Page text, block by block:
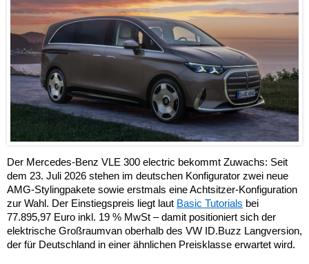
Der Mercedes-Benz VLE 300 electric bekommt Zuwachs: Seit
dem 23. Juli 2026 stehen im deutschen Konfigurator zwei neue
AMG-Stylingpakete sowie erstmals eine Achtsitzer-Konfiguration
zur Wahl. Der Einstiegspreis liegt laut Basic Tutorials bei
77.895,97 Euro inkl. 19 % MwSt – damit positioniert sich der
elektrische Großraumvan oberhalb des VW ID.Buzz Langversion,
der für Deutschland in einer ähnlichen Preisklasse erwartet wird.